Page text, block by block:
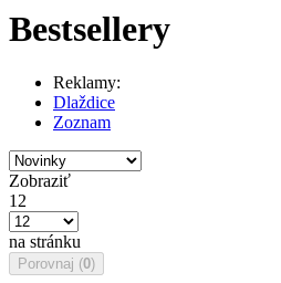
Bestsellery
Reklamy:
Dlaždice
Zoznam
Zobraziť
12
na stránku
Porovnaj (0)